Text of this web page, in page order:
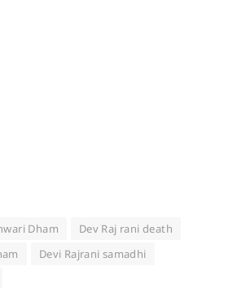
Dham
Dev Raj rani death
Devi Rajrani samadhi